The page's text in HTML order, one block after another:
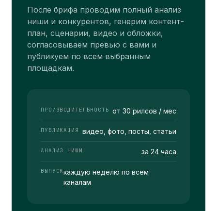
После брифа проводим полный анализ
ниши и конкурентов, генерим контент-
план, сценарии, видео и обложки,
согласовываем превью с вами и
публикуем по всем выбранным
площадкам.
ПРОИЗВОДИТЕЛЬНОСТЬ от 30 рилсов / мес
ПУБЛИКАЦИЯ видео, фото, посты, статьи
АНАЛИЗ НИШИ за 24 часа
ВЫПУСКкаждую неделю по всем
каналам